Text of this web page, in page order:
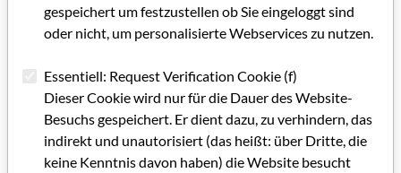
Grußwort
Impressum Filmland Hessen 1/2008
gespeichert um festzustellen ob Sie eingeloggt sind
oder nicht, um personalisierte Webservices zu nutzen.
Essentiell: Request Verification Cookie (f)
Dieser Cookie wird nur für die Dauer des Website-
Besuchs gespeichert. Er dient dazu, zu verhindern, das
indirekt und unautorisiert (das heißt: über Dritte, die
keine Kenntnis davon haben) die Website besucht